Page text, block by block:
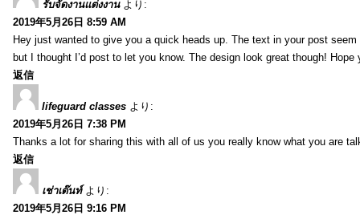
รับจัดงานแต่งงาน より:
2019年5月26日 8:59 AM
Hey just wanted to give you a quick heads up. The text in your post
but I thought I’d post to let you know. The design look great though!
返信
lifeguard classes より:
2019年5月26日 7:38 PM
Thanks a lot for sharing this with all of us you really know what you are
返信
เช่าเต๊นท์ より:
2019年5月26日 9:16 PM